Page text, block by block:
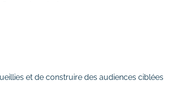
et de construire des audiences ciblées